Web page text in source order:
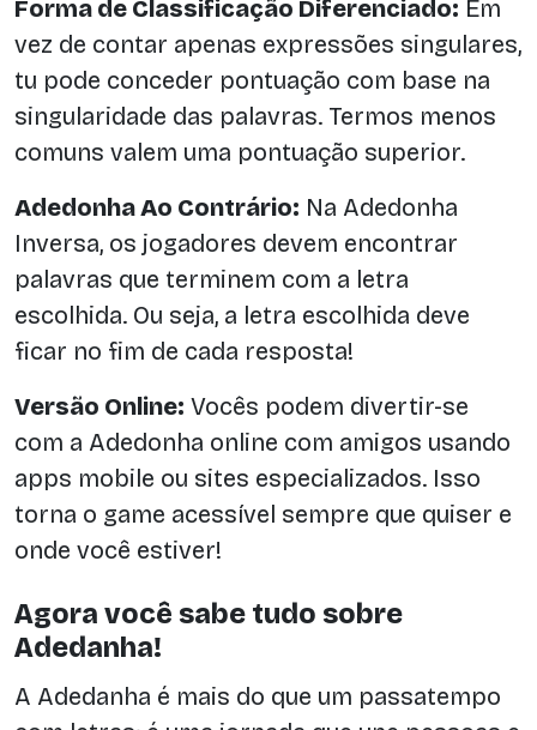
Forma de Classificação Diferenciado: Em
vez de contar apenas expressões singulares,
tu pode conceder pontuação com base na
singularidade das palavras. Termos menos
comuns valem uma pontuação superior.
Adedonha Ao Contrário: Na Adedonha
Inversa, os jogadores devem encontrar
palavras que terminem com a letra
escolhida. Ou seja, a letra escolhida deve
ficar no fim de cada resposta!
Versão Online: Vocês podem divertir-se
com a Adedonha online com amigos usando
apps mobile ou sites especializados. Isso
torna o game acessível sempre que quiser e
onde você estiver!
Agora você sabe tudo sobre
Adedanha!
A Adedanha é mais do que um passatempo